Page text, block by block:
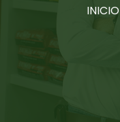
INICIO